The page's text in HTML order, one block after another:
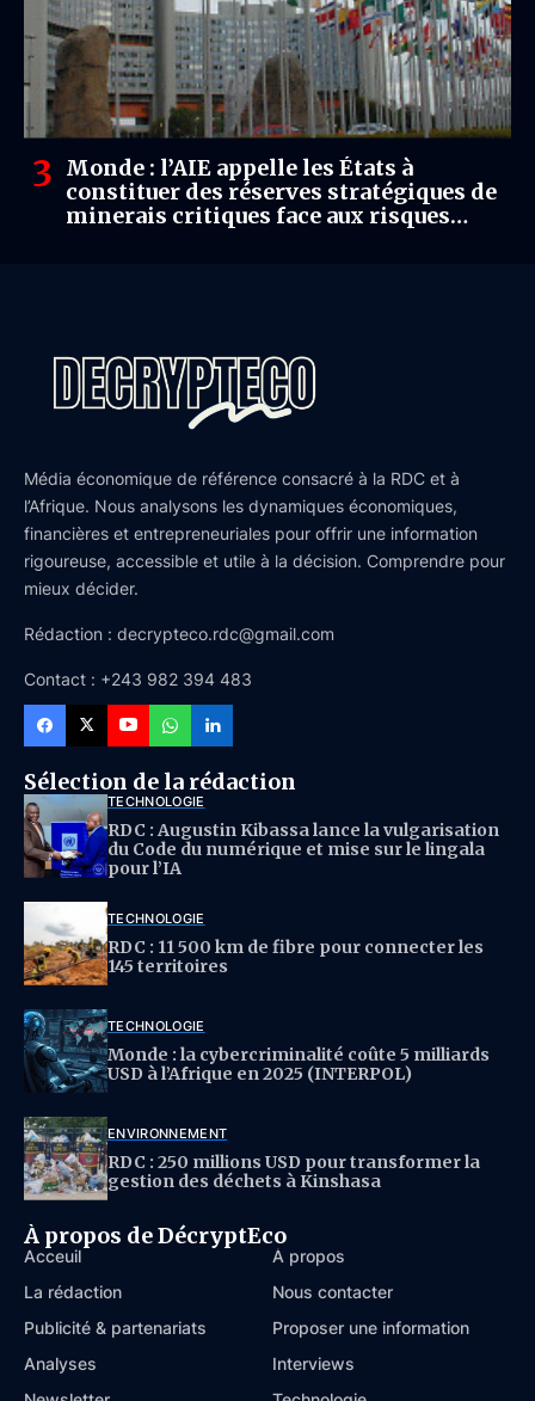
Monde : l’AIE appelle les États à
constituer des réserves stratégiques de
minerais critiques face aux risques
Média économique de référence consacré à la RDC et à
l’Afrique. Nous analysons les dynamiques économiques,
financières et entrepreneuriales pour offrir une information
rigoureuse, accessible et utile à la décision. Comprendre pour
mieux décider.
Rédaction : decrypteco.rdc@gmail.com
Contact : +243 982 394 483
Sélection de la rédaction
TECHNOLOGIE
RDC : Augustin Kibassa lance la vulgarisation
du Code du numérique et mise sur le lingala
pour l’IA
TECHNOLOGIE
RDC : 11 500 km de fibre pour connecter les
145 territoires
TECHNOLOGIE
Monde : la cybercriminalité coûte 5 milliards
USD à l’Afrique en 2025 (INTERPOL)
ENVIRONNEMENT
RDC : 250 millions USD pour transformer la
gestion des déchets à Kinshasa
À propos de DécryptEco
Acceuil
À propos
La rédaction
Nous contacter
Publicité & partenariats
Proposer une information
Analyses
Interviews